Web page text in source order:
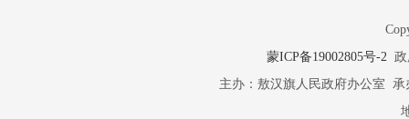
蒙ICP备19002805号-2政
主办：敖汉旗人民政府办公室